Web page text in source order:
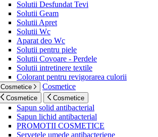
Solutii Desfundat Tevi
Solutii Geam
Solutii Apret
Solutii Wc
Aparat deo Wc
Solutii pentru piele
Solutii Covoare - Perdele
Solutii intretinere textile
Colorant pentru revigorarea culorii
Cosmetice Cosmetice
Cosmetice Cosmetice
Sapun solid antibacterial
Sapun lichid antibacterial
PROMOTII COSMETICE
Servetele umede antibacteriene